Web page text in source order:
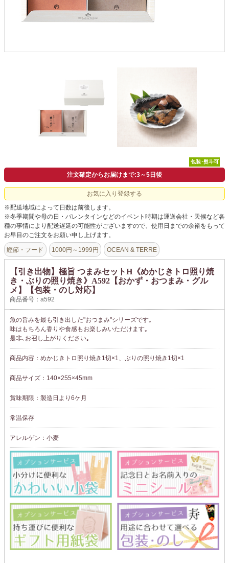
包装･熨斗可
注文確定からお届けまで:3～5日後
お気に入り登録する
※配送地域によって日数は前後します。
※冬季期間や母の日・バレンタインなどのイベント時期は運送会社・天候など各
種の事情により配送遅延の可能性がございますので、使用日までの余裕をもって
お早目のご注文をお願い申し上げます。
鰹節・フード 1000円～1999円 OCEAN & TERRE
【引き出物】極旨 つまみセットH《めかじきトロ照り焼
き・ぶりの照り焼き》A592【おかず・おつまみ・グル
メ】【包装・のし対応】
商品番号：a592
魚の旨みを最も引き出した"おつまみ"シリーズです｡
味はもちろん香りや食感もお楽しみいただけます｡
是非､お召し上がりください｡
商品内容：めかじきトロ照り焼き1切×1、ぶりの照り焼き1切×1
商品サイズ：140×255×45mm
賞味期限：製造日より6ケ月
常温保存
アレルゲン：小麦